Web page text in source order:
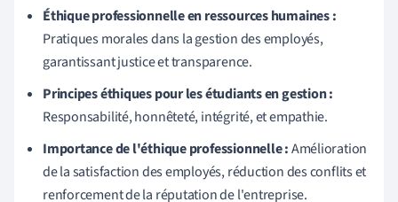
Éthique professionnelle en ressources humaines :
Pratiques morales dans la gestion des employés,
garantissant justice et transparence.
Principes éthiques pour les étudiants en gestion :
Responsabilité, honnêteté, intégrité, et empathie.
Importance de l'éthique professionnelle :Amélioration
de la satisfaction des employés, réduction des conflits et
renforcement de la réputation de l'entreprise.